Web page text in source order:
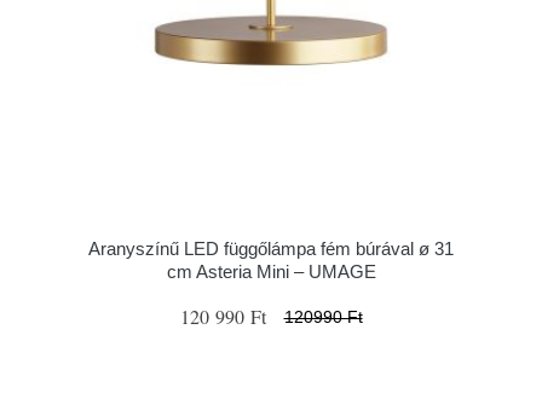
Aranyszínű LED függőlámpa fém búrával ø 31
cm Asteria Mini – UMAGE
120 990 Ft 120990 Ft